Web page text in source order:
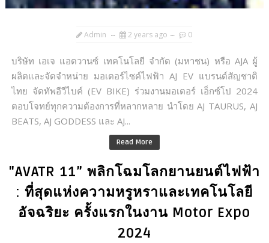
Admin 2 years ago 0
บริษัท เอเจ แอดวานซ์ เทคโนโลยี จำกัด (มหาชน) หรือ AJA ผู้
ผลิตและจัดจำหน่าย มอเตอร์ไซค์ไฟฟ้า AJ EV แบรนด์สัญชาติ
ไทย จัดทัพอีวีไบค์ (EV BIKE) ร่วมงานมอเตอร์ เอ็กซ์โป 2024
ตอบโจทย์ทุกความต้องการที่หลากหลาย นำโดย AJ TAURUS, AJ
BEATS, AJ GODDESS และ AJ...
Read More
"AVATR 11” พลิกโฉมโลกยานยนต์ไฟฟ้า
: ที่สุดแห่งความหรูหราและเทคโนโลยี
อัจฉริยะ ครั้งแรกในงาน Motor Expo
2024